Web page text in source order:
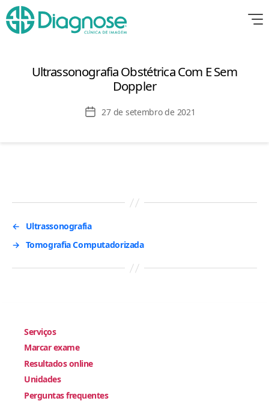
Ultrassonografia Obstétrica Com E Sem
Doppler
Data27 de setembro de 2021
←
Ultrassonografia
→ Tomografia Computadorizada
Serviços
Marcar exame
Resultados online
Unidades
Perguntas frequentes